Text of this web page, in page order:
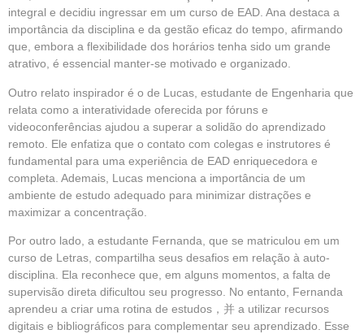
integral e decidiu ingressar em um curso de EAD. Ana destaca a
importância da disciplina e da gestão eficaz do tempo, afirmando
que, embora a flexibilidade dos horários tenha sido um grande
atrativo, é essencial manter-se motivado e organizado.
Outro relato inspirador é o de Lucas, estudante de Engenharia que
relata como a interatividade oferecida por fóruns e
videoconferências ajudou a superar a solidão do aprendizado
remoto. Ele enfatiza que o contato com colegas e instrutores é
fundamental para uma experiência de EAD enriquecedora e
completa. Ademais, Lucas menciona a importância de um
ambiente de estudo adequado para minimizar distrações e
maximizar a concentração.
Por outro lado, a estudante Fernanda, que se matriculou em um
curso de Letras, compartilha seus desafios em relação à auto-
disciplina. Ela reconhece que, em alguns momentos, a falta de
supervisão direta dificultou seu progresso. No entanto, Fernanda
aprendeu a criar uma rotina de estudos，并 a utilizar recursos
digitais e bibliográficos para complementar seu aprendizado. Esse